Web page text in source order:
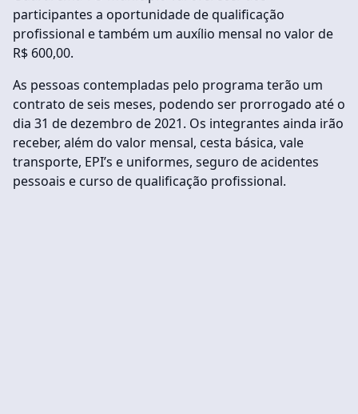
participantes a oportunidade de qualificação
profissional e também um auxílio mensal no valor de
R$ 600,00.
As pessoas contempladas pelo programa terão um
contrato de seis meses, podendo ser prorrogado até o
dia 31 de dezembro de 2021. Os integrantes ainda irão
receber, além do valor mensal, cesta básica, vale
transporte, EPI’s e uniformes, seguro de acidentes
pessoais e curso de qualificação profissional.